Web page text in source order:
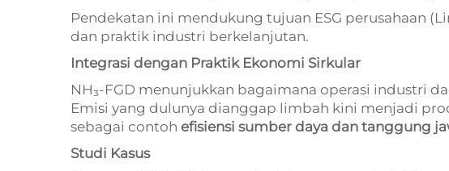
Pendekatan ini mendukung tujuan ESG perusahaan
dan praktik industri berkelanjutan.
Integrasi dengan Praktik Ekonomi Sirkular
NH₃-FGD menunjukkan bagaimana operasi industri
Emisi yang dulunya dianggap limbah kini menjadi
sebagai contoh efisiensi sumber daya dan tanggung
Studi Kasus